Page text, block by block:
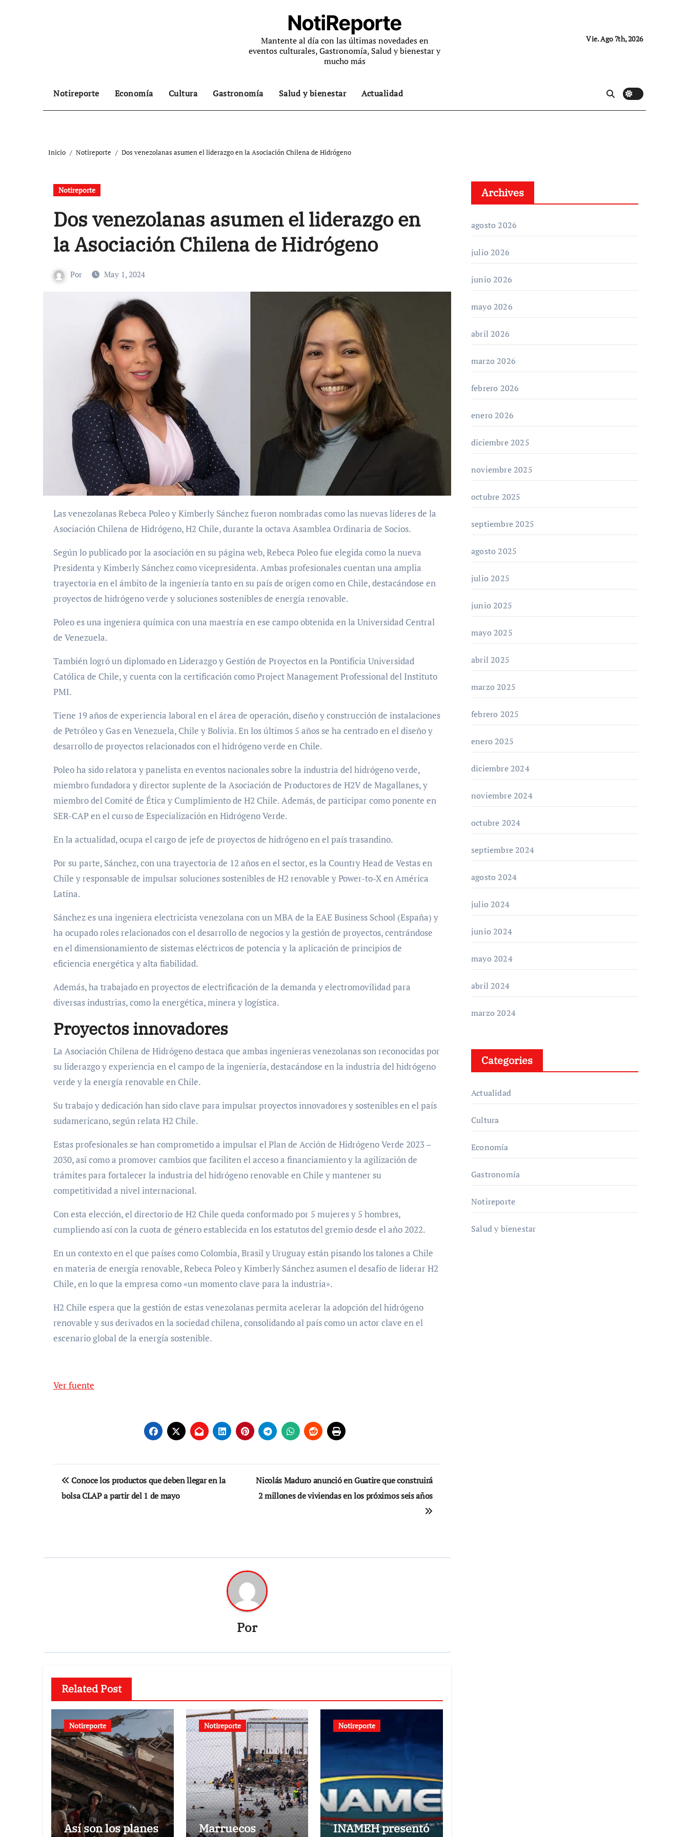
NotiReporte
Mantente al día con las últimas novedades en
eventos culturales, Gastronomía, Salud y bienestar y
mucho más
Vie. Ago 7th, 2026
Notireporte Economía Cultura Gastronomía Salud y bienestar Actualidad
Inicio Notireporte Dos venezolanas asumen el liderazgo en la Asociación Chilena de Hidrógeno
Notireporte
Dos venezolanas asumen el liderazgo en
la Asociación Chilena de Hidrógeno
Por May 1, 2024
Las venezolanas Rebeca Poleo y Kimberly Sánchez fueron nombradas como las nuevas líderes de la
Asociación Chilena de Hidrógeno, H2 Chile, durante la octava Asamblea Ordinaria de Socios.
Según lo publicado por la asociación en su página web, Rebeca Poleo fue elegida como la nueva
Presidenta y Kimberly Sánchez como vicepresidenta. Ambas profesionales cuentan una amplia
trayectoria en el ámbito de la ingeniería tanto en su país de origen como en Chile, destacándose en
proyectos de hidrógeno verde y soluciones sostenibles de energía renovable.
Poleo es una ingeniera química con una maestría en ese campo obtenida en la Universidad Central
de Venezuela.
También logró un diplomado en Liderazgo y Gestión de Proyectos en la Pontificia Universidad
Católica de Chile, y cuenta con la certificación como Project Management Professional del Instituto
PMI.
Tiene 19 años de experiencia laboral en el área de operación, diseño y construcción de instalaciones
de Petróleo y Gas en Venezuela, Chile y Bolivia. En los últimos 5 años se ha centrado en el diseño y
desarrollo de proyectos relacionados con el hidrógeno verde en Chile.
Poleo ha sido relatora y panelista en eventos nacionales sobre la industria del hidrógeno verde,
miembro fundadora y director suplente de la Asociación de Productores de H2V de Magallanes, y
miembro del Comité de Ética y Cumplimiento de H2 Chile. Además, de participar como ponente en
SER-CAP en el curso de Especialización en Hidrógeno Verde.
En la actualidad, ocupa el cargo de jefe de proyectos de hidrógeno en el país trasandino.
Por su parte, Sánchez, con una trayectoria de 12 años en el sector, es la Country Head de Vestas en
Chile y responsable de impulsar soluciones sostenibles de H2 renovable y Power-to-X en América
Latina.
Sánchez es una ingeniera electricista venezolana con un MBA de la EAE Business School (España) y
ha ocupado roles relacionados con el desarrollo de negocios y la gestión de proyectos, centrándose
en el dimensionamiento de sistemas eléctricos de potencia y la aplicación de principios de
eficiencia energética y alta fiabilidad.
Además, ha trabajado en proyectos de electrificación de la demanda y electromovilidad para
diversas industrias, como la energética, minera y logística.
Proyectos innovadores
La Asociación Chilena de Hidrógeno destaca que ambas ingenieras venezolanas son reconocidas por
su liderazgo y experiencia en el campo de la ingeniería, destacándose en la industria del hidrógeno
verde y la energía renovable en Chile.
Su trabajo y dedicación han sido clave para impulsar proyectos innovadores y sostenibles en el país
sudamericano, según relata H2 Chile.
Estas profesionales se han comprometido a impulsar el Plan de Acción de Hidrógeno Verde 2023 –
2030, así como a promover cambios que faciliten el acceso a financiamiento y la agilización de
trámites para fortalecer la industria del hidrógeno renovable en Chile y mantener su
competitividad a nivel internacional.
Con esta elección, el directorio de H2 Chile queda conformado por 5 mujeres y 5 hombres,
cumpliendo así con la cuota de género establecida en los estatutos del gremio desde el año 2022.
En un contexto en el que países como Colombia, Brasil y Uruguay están pisando los talones a Chile
en materia de energía renovable, Rebeca Poleo y Kimberly Sánchez asumen el desafío de liderar H2
Chile, en lo que la empresa como «un momento clave para la industria».
H2 Chile espera que la gestión de estas venezolanas permita acelerar la adopción del hidrógeno
renovable y sus derivados en la sociedad chilena, consolidando al país como un actor clave en el
escenario global de la energía sostenible.
Ver fuente
Navegación
de
Conoce los productos que deben llegar en la
bolsa CLAP a partir del 1 de mayo
Nicolás Maduro anunció en Guatire que construirá
2 millones de viviendas en los próximos seis años
Por
Related Post
Notireporte
Así son los planes
Notireporte
Marruecos
Notireporte
INAMEH presentó
Archives
agosto 2026
julio 2026
junio 2026
mayo 2026
abril 2026
marzo 2026
febrero 2026
enero 2026
diciembre 2025
noviembre 2025
octubre 2025
septiembre 2025
agosto 2025
julio 2025
junio 2025
mayo 2025
abril 2025
marzo 2025
febrero 2025
enero 2025
diciembre 2024
noviembre 2024
octubre 2024
septiembre 2024
agosto 2024
julio 2024
junio 2024
mayo 2024
abril 2024
marzo 2024
Categories
Actualidad
Cultura
Economía
Gastronomía
Notireporte
Salud y bienestar